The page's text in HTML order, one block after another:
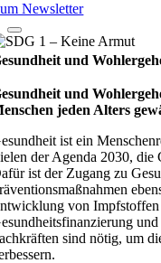
Newsletter
und
und
jeden Alters
ist ein
der Agenda 2030, die
ist der Zugang zu
von
sind nötig, um